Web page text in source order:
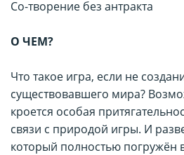
Со-творение без антракта
О ЧЕМ?
Что такое игра, если не
существовавшего мира?
кроется особая
связи с природой игры. И
который полностью погружён